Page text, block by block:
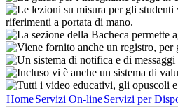
HomeServizi On-lineServizi per